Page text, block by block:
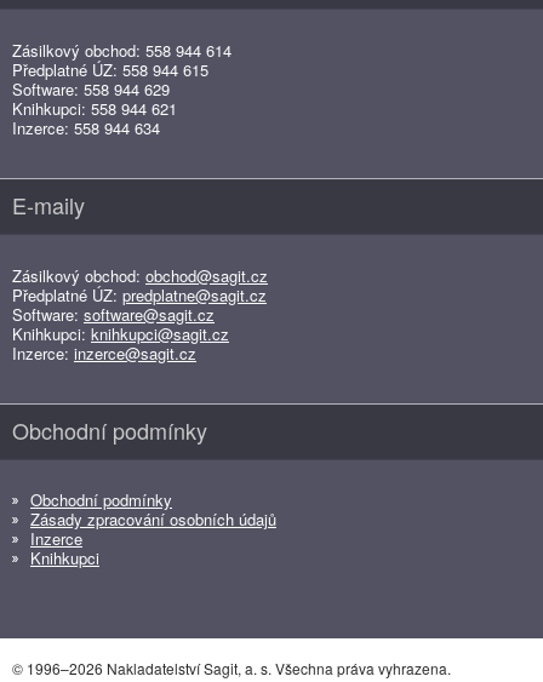
Zásilkový obchod: 558 944 614
Předplatné ÚZ: 558 944 615
Software: 558 944 629
Knihkupci: 558 944 621
Inzerce: 558 944 634
E-maily
Zásilkový obchod: obchod@sagit.cz
Předplatné ÚZ: predplatne@sagit.cz
Software: software@sagit.cz
Knihkupci: knihkupci@sagit.cz
Inzerce: inzerce@sagit.cz
Obchodní podmínky
Obchodní podmínky
Zásady zpracování osobních údajů
Inzerce
Knihkupci
© 1996–2026 Nakladatelství Sagit, a. s. Všechna práva vyhrazena.